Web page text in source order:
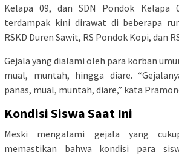
Kelapa 09, dan SDN Pondok Kelapa
terdampak kini dirawat di beberapa
RSKD Duren Sawit, RS Pondok Kopi, dan
Gejala yang dialami oleh para korban
mual, muntah, hingga diare.
panas, mual, muntah, diare,” kata
Kondisi Siswa Saat Ini
Meski mengalami gejala yang
memastikan bahwa kondisi para